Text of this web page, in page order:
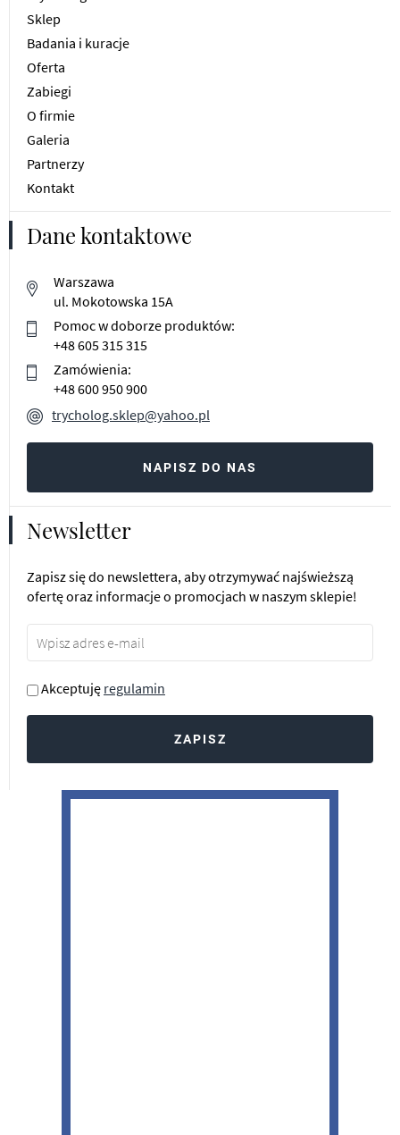
Sklep
Badania i kuracje
Oferta
Zabiegi
O firmie
Galeria
Partnerzy
Kontakt
Dane kontaktowe
Warszawa
ul. Mokotowska 15A
Pomoc w doborze produktów:
+48 605 315 315
Zamówienia:
+48 600 950 900
trycholog.sklep@yahoo.pl
NAPISZ DO NAS
Newsletter
Zapisz się do newslettera, aby otrzymywać najświeższą
ofertę oraz informacje o promocjach w naszym sklepie!
Akceptuję regulamin